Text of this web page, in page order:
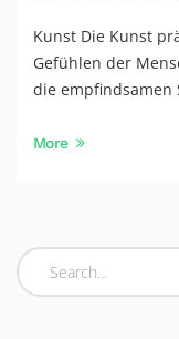
Kunst Die Kunst
Gefühlen der
die empfindsamen
More